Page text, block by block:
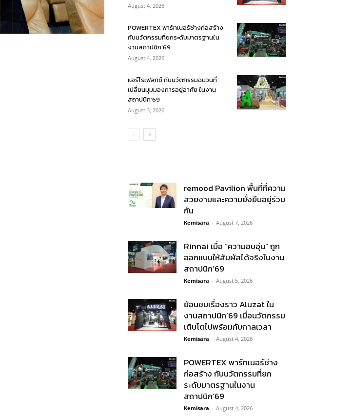
August 4, 2026
POWERTEX พาร์ทเนอร์ช่างก่อสร้าง
กับนวัตกรรมที่ยกระดับมาตรฐานใน
งานสถาปนิก’69
August 4, 2026
แอร์โรเฟลกซ์ กับนวัตกรรมฉนวนที่
เปลี่ยนมุมมองการอยู่อาศัย ในงาน
สถาปนิก’69
August 3, 2026
remood Pavilion พื้นที่ที่ความ
สวยงามและความยั่งยืนอยู่ร่วม
กัน
Kemisara - August 7, 2026
Rinnai เมื่อ “ความอบอุ่น” ถูก
ออกแบบให้สัมผัสได้จริงในงาน
สถาปนิก’69
Kemisara - August 5, 2026
ย้อนชมเรื่องราว Aluzat ใน
งานสถาปนิก’69 เมื่อนวัตกรรม
เติบโตไปพร้อมกับกาลเวลา
Kemisara - August 4, 2026
POWERTEX พาร์ทเนอร์ช่าง
ก่อสร้าง กับนวัตกรรมที่ยก
ระดับมาตรฐานในงาน
สถาปนิก’69
Kemisara - August 4, 2026